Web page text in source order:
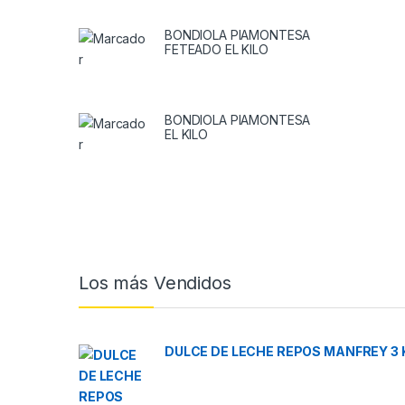
BONDIOLA PIAMONTESA
FETEADO EL KILO
BONDIOLA PIAMONTESA
EL KILO
Brands Carousel
Los más Vendidos
DULCE DE LECHE REPOS MANFREY 3